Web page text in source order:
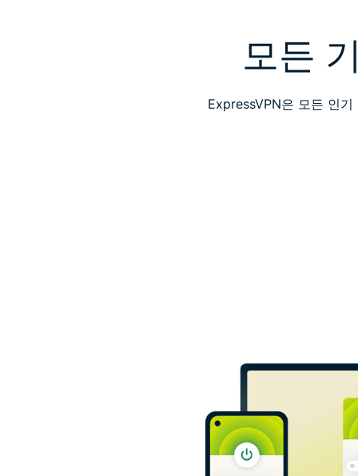
모든
ExpressVPN은 모든 인